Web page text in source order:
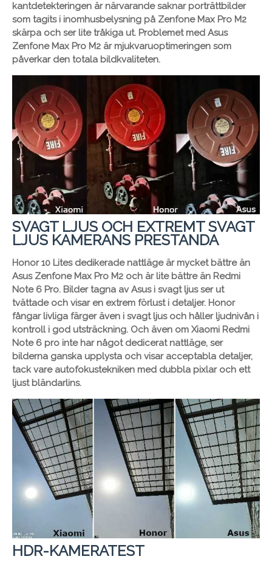
kantdetekteringen är närvarande saknar porträttbilder
som tagits i inomhusbelysning på Zenfone Max Pro M2
skärpa och ser lite tråkiga ut. Problemet med Asus
Zenfone Max Pro M2 är mjukvaruoptimeringen som
påverkar den totala bildkvaliteten.
SVAGT LJUS OCH EXTREMT SVAGT
LJUS KAMERANS PRESTANDA
Honor 10 Lites dedikerade nattläge är mycket bättre än
Asus Zenfone Max Pro M2 och är lite bättre än Redmi
Note 6 Pro. Bilder tagna av Asus i svagt ljus ser ut
tvättade och visar en extrem förlust i detaljer. Honor
fångar livliga färger även i svagt ljus och håller ljudnivån i
kontroll i god utsträckning. Och även om Xiaomi Redmi
Note 6 pro inte har något dedicerat nattläge, ser
bilderna ganska upplysta och visar acceptabla detaljer,
tack vare autofokustekniken med dubbla pixlar och ett
ljust bländarlins.
HDR-KAMERATEST